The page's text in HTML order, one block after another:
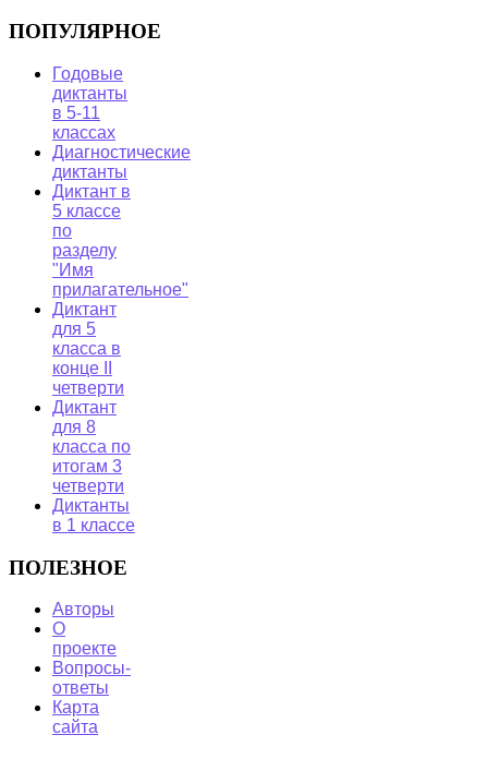
ПОПУЛЯРНОЕ
Годовые
диктанты
в 5-11
классах
Диагностические
диктанты
Диктант в
5 классе
по
разделу
"Имя
прилагательное"
Диктант
для 5
класса в
конце II
четверти
Диктант
для 8
класса по
итогам 3
четверти
Диктанты
в 1 классе
ПОЛЕЗНОЕ
Авторы
О
проекте
Вопросы-
ответы
Карта
сайта